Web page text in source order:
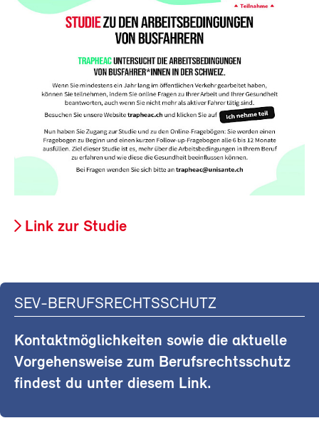
Link zur Studie
SEV-BERUFSRECHTSSCHUTZ
Kontaktmöglichkeiten sowie die aktuelle
Vorgehensweise zum Berufsrechtsschutz
findest du unter diesem Link.